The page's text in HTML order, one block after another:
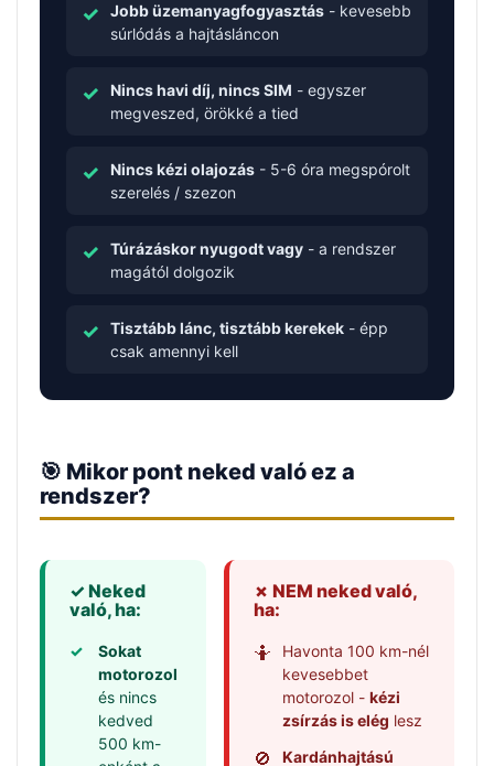
Jobb üzemanyagfogyasztás - kevesebb
súrlódás a hajtásláncon
Nincs havi díj, nincs SIM - egyszer
megveszed, örökké a tied
Nincs kézi olajozás - 5-6 óra megspórolt
szerelés / szezon
Túrázáskor nyugodt vagy - a rendszer
magától dolgozik
Tisztább lánc, tisztább kerekek - épp
csak amennyi kell
🎯 Mikor pont neked való ez a
rendszer?
✓ Neked
való, ha:
✓
Sokat
motorozol
és nincs
kedved
500 km-
✗ NEM neked való,
ha:
🤷
Havonta 100 km-nél
kevesebbet
motorozol - kézi
zsírzás is elég lesz
🚫
Kardánhajtású